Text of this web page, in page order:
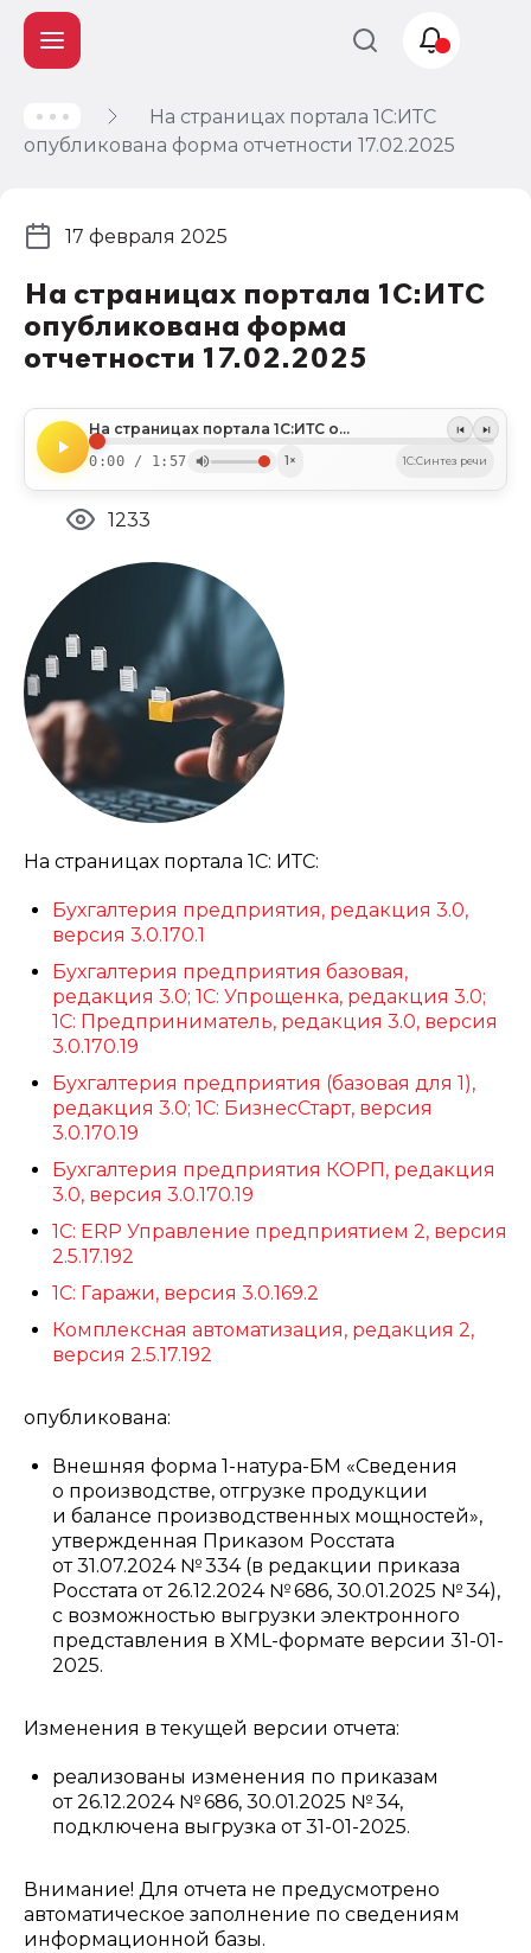
На страницах портала 1С:ИТС
опубликована форма отчетности 17.02.2025
На страницах портала 1С:ИТС
опубликована форма
отчетности 17.02.2025
На страницах портала 1С:ИТС опубликована форма отчетности 17.02.2025
0:00 / 1:57 1× 1C:Синтез речи
17 февраля 2025
1233
На страницах портала 1С: ИТС:
Бухгалтерия предприятия, редакция 3.0,
версия 3.0.170.1
Бухгалтерия предприятия базовая,
редакция 3.0; 1С: Упрощенка, редакция 3.0;
1С: Предприниматель, редакция 3.0, версия
3.0.170.19
Бухгалтерия предприятия (базовая для 1),
редакция 3.0; 1С: БизнесСтарт, версия
3.0.170.19
Бухгалтерия предприятия КОРП, редакция
3.0, версия 3.0.170.19
1С: ERP Управление предприятием 2, версия
2.5.17.192
1С: Гаражи, версия 3.0.169.2
Комплексная автоматизация, редакция 2,
версия 2.5.17.192
опубликована:
Внешняя форма 1-натура-БМ «Сведения
о производстве, отгрузке продукции
и балансе производственных мощностей»,
утвержденная Приказом Росстата
от 31.07.2024 № 334 (в редакции приказа
Росстата от 26.12.2024 № 686, 30.01.2025 № 34),
с возможностью выгрузки электронного
представления в XML-формате версии 31-01-
2025.
Изменения в текущей версии отчета:
реализованы изменения по приказам
от 26.12.2024 № 686, 30.01.2025 № 34,
подключена выгрузка от 31-01-2025.
Внимание! Для отчета не предусмотрено
автоматическое заполнение по сведениям
информационной базы.
Учет и
налогообложение